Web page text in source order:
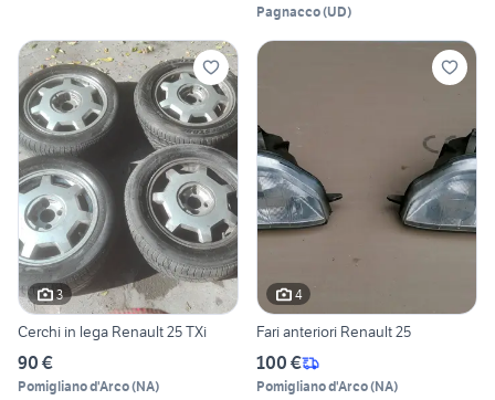
Pagnacco(UD)
3
Cerchi in lega Renault 25 TXi
90 €
Pomigliano d'Arco(NA)
4
Fari anteriori Renault 25
100 €
Pomigliano d'Arco(NA)